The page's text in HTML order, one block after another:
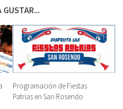
Programación de Fiestas
Patrias en San Rosendo